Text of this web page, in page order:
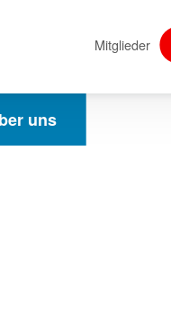
Mitglieder
uns